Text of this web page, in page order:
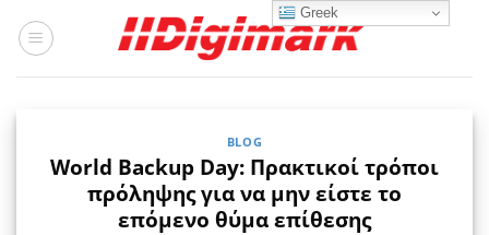
στο
BLOG
World Backup Day: Πρακτικοί τρόποι
πρόληψης για να μην είστε το
επόμενο θύμα επίθεσης
Greek